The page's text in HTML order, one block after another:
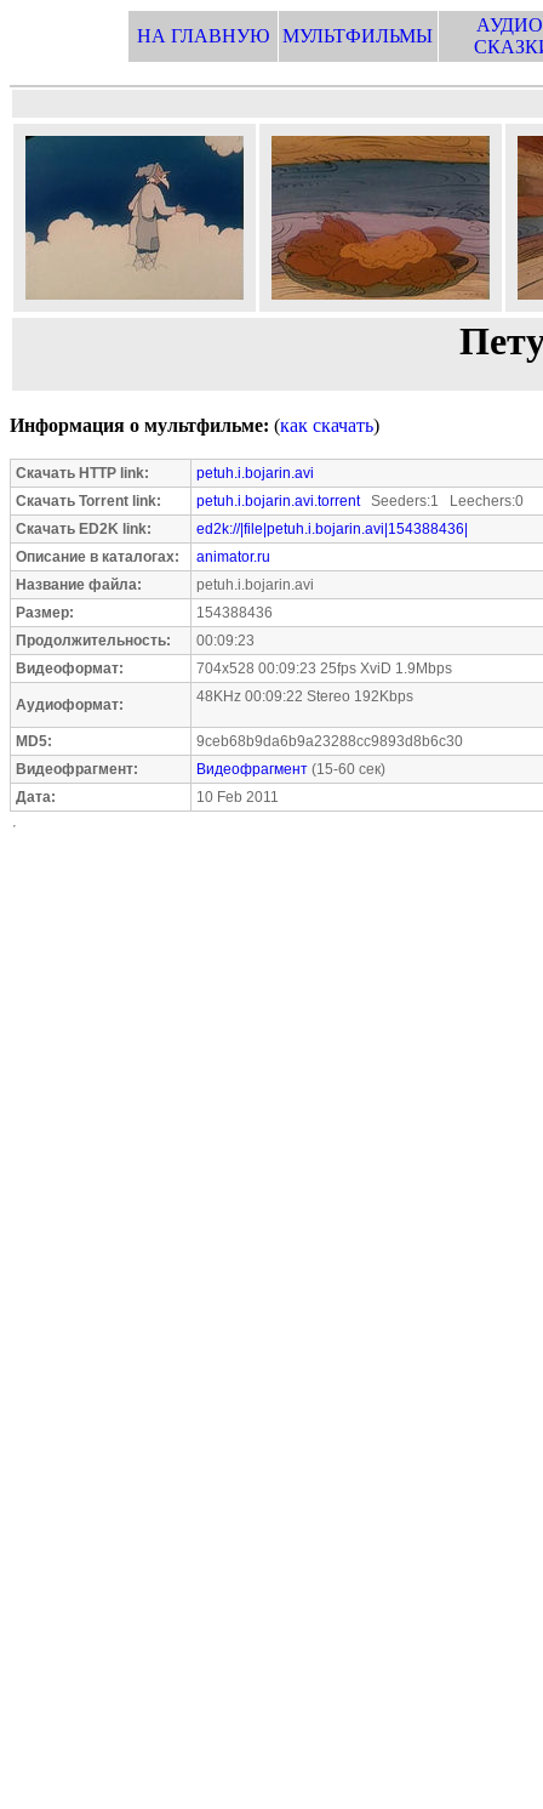
НА ГЛАВНУЮ МУЛЬТФИЛЬМЫ
Информация о мультфильме: (как скачать)
Скачать HTTP link:
petuh.i.bojarin.avi
Скачать Torrent link:
petuh.i.bojarin.avi.torrentSeeders:1 Leechers:0
Скачать ED2K link:
ed2k://|file|petuh.i.bojarin.avi|154388436|
Описание в каталогах:
animator.ru
Название файла:
petuh.i.bojarin.avi
Размер:
154388436
Продолжительность:
00:09:23
Видеоформат:
704x528 00:09:23 25fps XviD 1.9Mbps
Аудиоформат: 48KHz 00:09:22 Stereo 192Kbps
MD5:
9ceb68b9da6b9a23288cc9893d8b6c30
Видеофрагмент:
Видеофрагмент (15-60 сек)
Дата:
10 Feb 2011